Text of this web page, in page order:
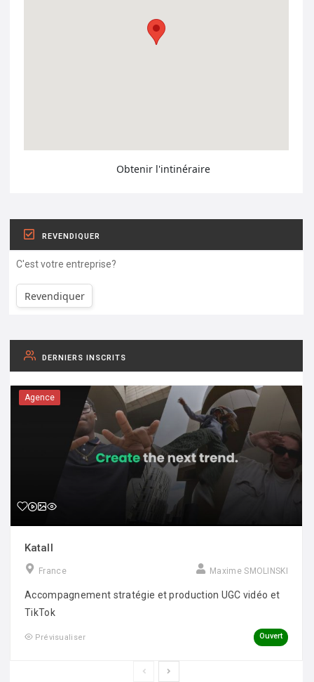
Obtenir l'intinéraire
REVENDIQUER
C'est votre entreprise?
Revendiquer
DERNIERS INSCRITS
Agence
Katall
France Maxime SMOLINSKI
Accompagnement stratégie et production UGC vidéo et
TikTok
Prévisualiser Ouvert